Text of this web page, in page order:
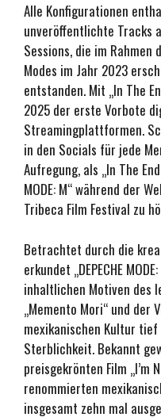
Alle Konfigurationen
unveröffentlichte Tracks
Sessions, die im Rahmen
Modes im Jahr 2023
entstanden. Mit „In The
2025 der erste Vorbote
Streamingplattformen.
in den Socials für jede
Aufregung, als „In The
MODE: M“ während der
Tribeca Film Festival zu
Betrachtet durch die
erkundet „DEPECHE
inhaltlichen Motiven des
„Memento Mori“ und der
mexikanischen Kultur
Sterblichkeit. Bekannt
preisgekrönten Film „I’m
renommierten
insgesamt zehn mal